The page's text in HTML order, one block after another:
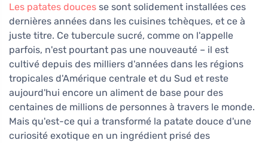
Les patates douces se sont solidement installées ces
dernières années dans les cuisines tchèques, et ce à
juste titre. Ce tubercule sucré, comme on l'appelle
parfois, n'est pourtant pas une nouveauté – il est
cultivé depuis des milliers d'années dans les régions
tropicales d'Amérique centrale et du Sud et reste
aujourd'hui encore un aliment de base pour des
centaines de millions de personnes à travers le monde.
Mais qu'est-ce qui a transformé la patate douce d'une
curiosité exotique en un ingrédient prisé des